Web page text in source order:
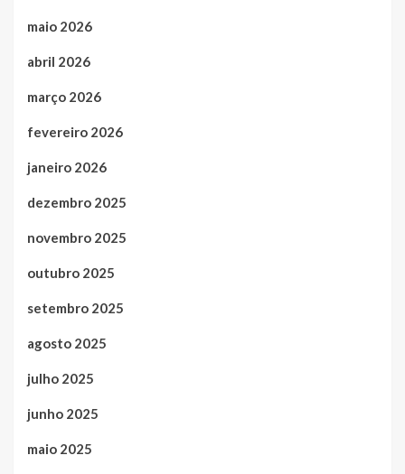
maio 2026
abril 2026
março 2026
fevereiro 2026
janeiro 2026
dezembro 2025
novembro 2025
outubro 2025
setembro 2025
agosto 2025
julho 2025
junho 2025
maio 2025